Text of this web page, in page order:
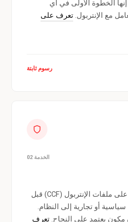
إنها الخطوة الأولى في أي
مع الإنتربول. تعرف على
رسوم ثابتة
الخدمة 02
يُقدم إلى لجنة الرقابة على ملفات الإنتربول (CCF) قبل
أو تجارية إلى النظام.
مكون يعتمد على النجاح. تعرف